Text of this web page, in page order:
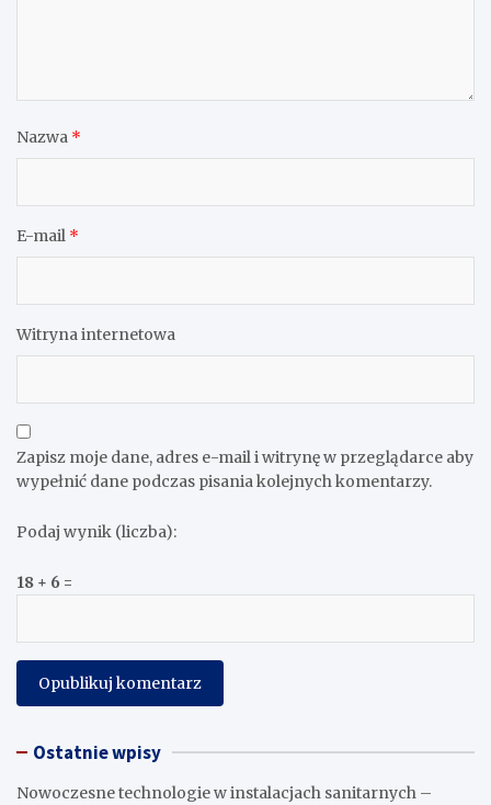
Nazwa *
E-mail *
Witryna internetowa
Zapisz moje dane, adres e-mail i witrynę w przeglądarce aby
wypełnić dane podczas pisania kolejnych komentarzy.
Podaj wynik (liczba):
18 + 6 =
Ostatnie wpisy
Nowoczesne technologie w instalacjach sanitarnych –